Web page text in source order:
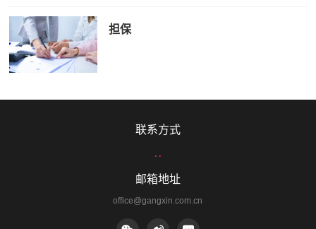
担保
联系方式
..
邮箱地址
office@gangxin.com.cn